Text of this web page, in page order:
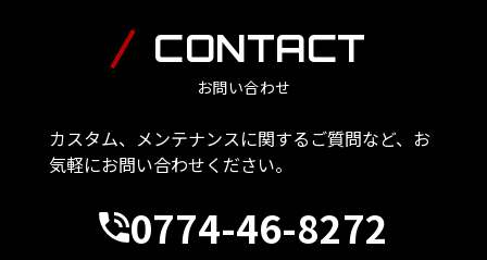
CONTACT
お問い合わせ
カスタム、メンテナンスに関するご質問など、お
気軽にお問い合わせください。
0774-46-8272